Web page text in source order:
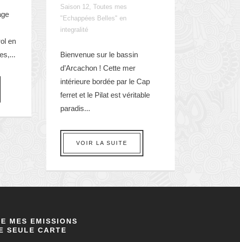
en
Saison 12, Toutes mes
"Echappées Belles" en
integralité
Bienvenue sur le bassin
d’Arcachon ! Cette mer
intérieure bordée par le Cap
ferret et le Pilat est véritable
paradis...
VOIR LA SUITE
MES EMISSIONS
SEULE CARTE